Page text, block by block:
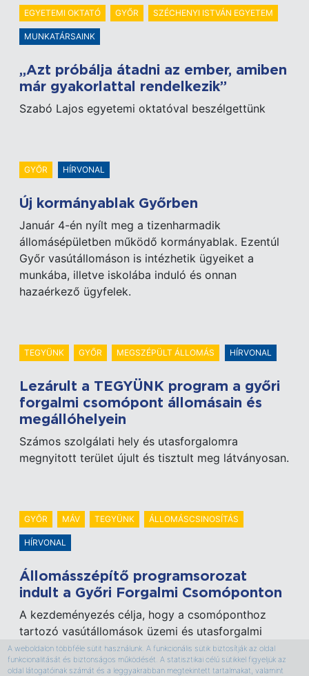
EGYETEMI OKTATÓ GYŐR SZÉCHENYI ISTVÁN EGYETEM
MUNKATÁRSAINK
„Azt próbálja átadni az ember, amiben
már gyakorlattal rendelkezik”
Szabó Lajos egyetemi oktatóval beszélgettünk
GYŐR HÍRVONAL
Új kormányablak Győrben
Január 4-én nyílt meg a tizenharmadik
állomásépületben működő kormányablak. Ezentúl
Győr vasútállomáson is intézhetik ügyeiket a
munkába, illetve iskolába induló és onnan
hazaérkező ügyfelek.
TEGYÜNK GYŐR MEGSZÉPÜLT ÁLLOMÁS HÍRVONAL
Lezárult a TEGYÜNK program a győri
forgalmi csomópont állomásain és
megállóhelyein
Számos szolgálati hely és utasforgalomra
megnyitott terület újult és tisztult meg látványosan.
GYŐR MÁV TEGYÜNK ÁLLOMÁSCSINOSÍTÁS
HÍRVONAL
Állomásszépítő programsorozat
indult a Győri Forgalmi Csomóponton
A kezdeményezés célja, hogy a csomóponthoz
tartozó vasútállomások üzemi és utasforgalmi
területeit az ott dolgozó kollégák közös munkával
megszépítsék. A „TEGYÜNK” névre keresztelt
A weboldalon többféle sütit használunk. A funkcionális sütik biztosítják az oldal
funkcionalitását és biztonságos működését. A statisztikai célú sütikkel figyeljük az
oldal látogatóinak számát és a leggyakrabban megtekintett tartalmakat, valamint